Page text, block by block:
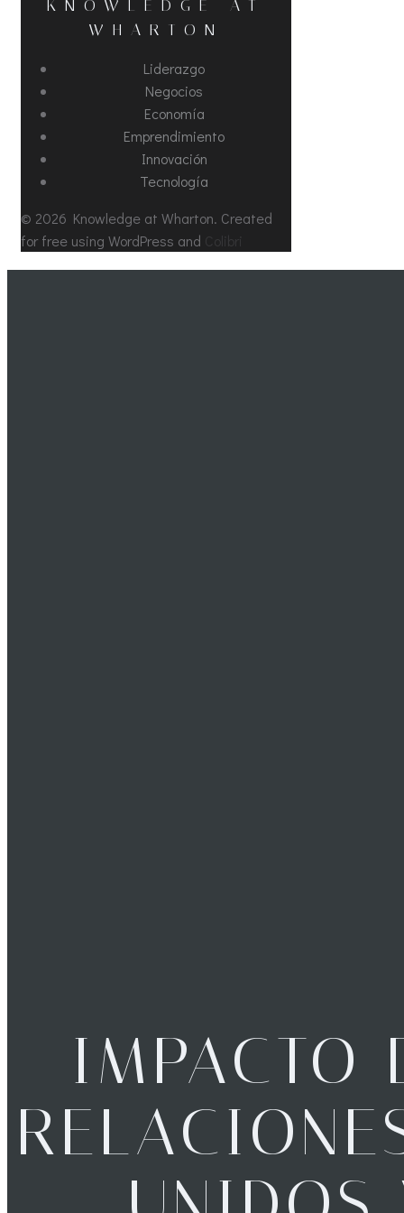
KNOWLEDGE AT
WHARTON
Liderazgo
Negocios
Economía
Emprendimiento
Innovación
Tecnología
© 2026 Knowledge at Wharton. Created
for free using WordPress and Colibri
IMPACTO